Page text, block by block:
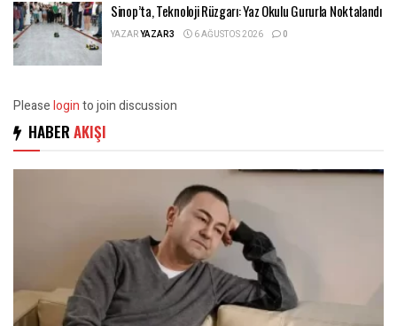
Sinop’ta, Teknoloji Rüzgarı: Yaz Okulu Gururla Noktalandı
YAZARYAZAR3 6 AĞUSTOS 2026 0
Pleaseloginto join discussion
HABER AKIŞI